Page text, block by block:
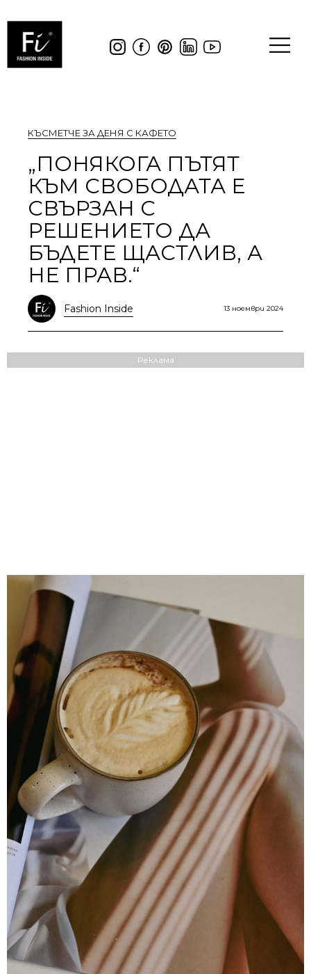
КЪСМЕТЧЕ ЗА ДЕНЯ С КАФЕТО
„ПОНЯКОГА ПЪТЯТ
КЪМ СВОБОДАТА Е
СВЪРЗАН С
РЕШЕНИЕТО ДА
БЪДЕТЕ ЩАСТЛИВ, А
НЕ ПРАВ.“
Fashion Inside 13 ноември 2024
Реклама